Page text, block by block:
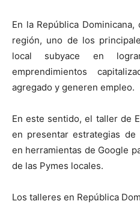
En la República
región, uno de los
local subyace en
emprendimientos
agregado y generen empleo.
En este sentido, el taller de
en presentar estrategias de
en herramientas de Google
de las Pymes locales.
Los talleres en República